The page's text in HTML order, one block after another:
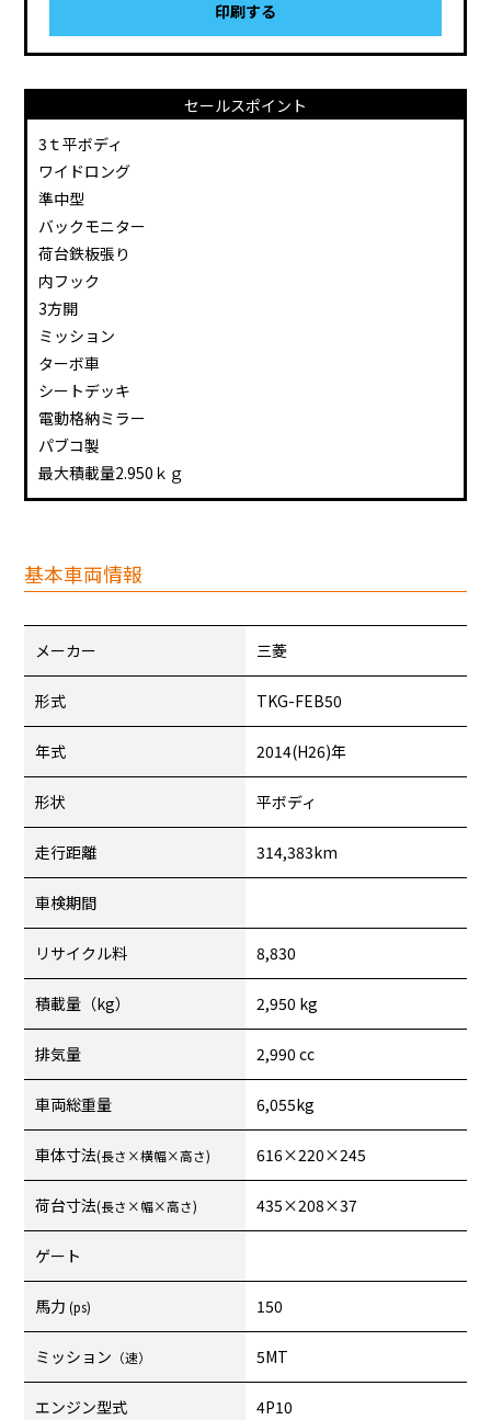
印刷する
セールスポイント
3ｔ平ボディ
ワイドロング
準中型
バックモニター
荷台鉄板張り
内フック
3方開
ミッション
ターボ車
シートデッキ
電動格納ミラー
パブコ製
最大積載量2.950ｋｇ
基本車両情報
メーカー 三菱
形式 TKG-FEB50
年式 2014(H26)年
形状 平ボディ
走行距離 314,383km
車検期間
リサイクル料 8,830
積載量（kg） 2,950 kg
排気量 2,990 cc
車両総重量 6,055kg
車体寸法(長さ×横幅×高さ) 616×220×245
荷台寸法(長さ×幅×高さ) 435×208×37
ゲート
馬力 (ps) 150
ミッション （速） 5MT
エンジン型式
4P10